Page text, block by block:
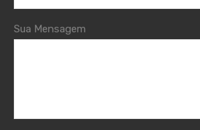
Sua Mensagem